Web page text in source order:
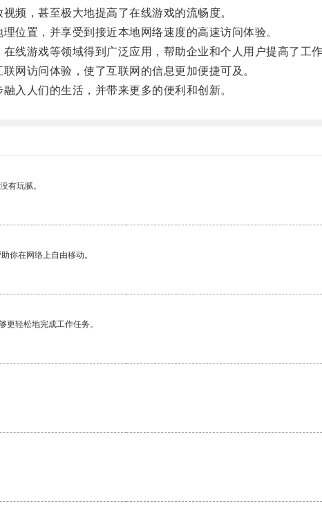
，甚至极大地提高了在线游戏的流畅度。
置，并享受到接近本地网络速度的高速访问体验。
游戏等领域得到广泛应用，帮助企业和个人用户提高了工作
访问体验，使了互联网的信息更加便捷可及。
人们的生活，并带来更多的便利和创新。
有玩腻。
你在网络上自由移动。
轻松地完成工作任务。